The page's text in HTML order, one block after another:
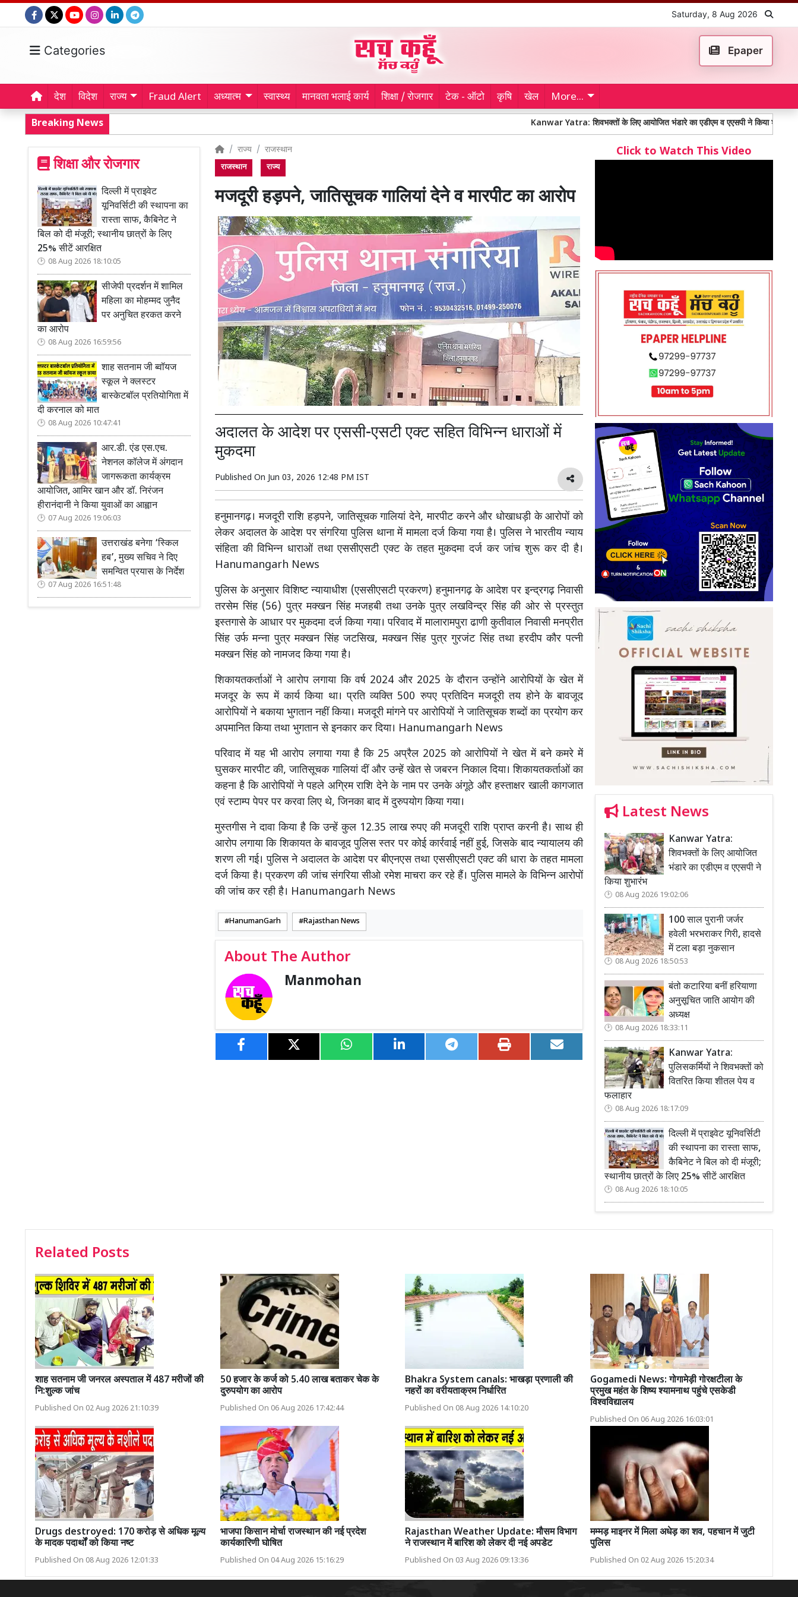
Saturday, 8 Aug 2026
Categories Epaper
देश विदेश राज्य Fraud Alert अध्यात्म स्वास्थ्य मानवता भलाई कार्य शिक्षा / रोजगार टेक - ऑटो कृषि खेल More...
Breaking News Kanwar Yatra: शिवभक्तों के लिए आयोजित भंडारे का एडीएम व एएसपी ने किया शुभारंभ
शिक्षा और रोजगार
दिल्ली में प्राइवेट
यूनिवर्सिटी की स्थापना का
रास्ता साफ, कैबिनेट ने
बिल को दी मंजूरी; स्थानीय छात्रों के लिए
25% सीटें आरक्षित
08 Aug 2026 18:10:05
सीजेपी प्रदर्शन में शामिल
महिला का मोहम्मद जुनैद
पर अनुचित हरकत करने
का आरोप
08 Aug 2026 16:59:56
शाह सतनाम जी ब्वॉयज
स्कूल ने क्लस्टर
बास्केटबॉल प्रतियोगिता में
दी करनाल को मात
08 Aug 2026 10:47:41
आर.डी. एंड एस.एच.
नेशनल कॉलेज में अंगदान
जागरूकता कार्यक्रम
आयोजित, आमिर खान और डॉ. निरंजन
हीरानंदानी ने किया युवाओं का आह्वान
07 Aug 2026 19:06:03
उत्तराखंड बनेगा ‘स्किल
हब’, मुख्य सचिव ने दिए
समन्वित प्रयास के निर्देश
07 Aug 2026 16:51:48
राज्य राजस्थान
राजस्थान राज्य
मजदूरी हड़पने, जातिसूचक गालियां देने व मारपीट का आरोप
अदालत के आदेश पर एससी-एसटी एक्ट सहित विभिन्न धाराओं में
मुकदमा
Published On Jun 03, 2026 12:48 PM IST
हनुमानगढ़। मजदूरी राशि हड़पने, जातिसूचक गालियां देने, मारपीट करने और धोखाधड़ी के आरोपों को
लेकर अदालत के आदेश पर संगरिया पुलिस थाना में मामला दर्ज किया गया है। पुलिस ने भारतीय न्याय
संहिता की विभिन्न धाराओं तथा एससीएसटी एक्ट के तहत मुकदमा दर्ज कर जांच शुरू कर दी है।
Hanumangarh News
पुलिस के अनुसार विशिष्ट न्यायाधीश (एससीएसटी प्रकरण) हनुमानगढ़ के आदेश पर इन्द्रगढ़ निवासी
तरसेम सिंह (56) पुत्र मक्खन सिंह मजहबी तथा उनके पुत्र लखविन्द्र सिंह की ओर से प्रस्तुत
इस्तगासे के आधार पर मुकदमा दर्ज किया गया। परिवाद में मालारामपुरा ढाणी कुतीवाल निवासी मनप्रीत
सिंह उर्फ मन्ना पुत्र मक्खन सिंह जटसिख, मक्खन सिंह पुत्र गुरजंट सिंह तथा हरदीप कौर पत्नी
मक्खन सिंह को नामजद किया गया है।
शिकायतकर्ताओं ने आरोप लगाया कि वर्ष 2024 और 2025 के दौरान उन्होंने आरोपियों के खेत में
मजदूर के रूप में कार्य किया था। प्रति व्यक्ति 500 रुपए प्रतिदिन मजदूरी तय होने के बावजूद
आरोपियों ने बकाया भुगतान नहीं किया। मजदूरी मांगने पर आरोपियों ने जातिसूचक शब्दों का प्रयोग कर
अपमानित किया तथा भुगतान से इनकार कर दिया। Hanumangarh News
परिवाद में यह भी आरोप लगाया गया है कि 25 अप्रैल 2025 को आरोपियों ने खेत में बने कमरे में
घुसकर मारपीट की, जातिसूचक गालियां दीं और उन्हें खेत से जबरन निकाल दिया। शिकायतकर्ताओं का
कहना है कि आरोपियों ने पहले अग्रिम राशि देने के नाम पर उनके अंगूठे और हस्ताक्षर खाली कागजात
एवं स्टाम्प पेपर पर करवा लिए थे, जिनका बाद में दुरुपयोग किया गया।
मुस्तगीस ने दावा किया है कि उन्हें कुल 12.35 लाख रुपए की मजदूरी राशि प्राप्त करनी है। साथ ही
आरोप लगाया कि शिकायत के बावजूद पुलिस स्तर पर कोई कार्रवाई नहीं हुई, जिसके बाद न्यायालय की
शरण ली गई। पुलिस ने अदालत के आदेश पर बीएनएस तथा एससीएसटी एक्ट की धारा के तहत मामला
दर्ज किया है। प्रकरण की जांच संगरिया सीओ रमेश माचरा कर रहे हैं। पुलिस मामले के विभिन्न आरोपों
की जांच कर रही है। Hanumangarh News
HanumanGarh Rajasthan News
About The Author
Manmohan
Click to Watch This Video
Latest News
Kanwar Yatra:
शिवभक्तों के लिए आयोजित
भंडारे का एडीएम व एएसपी ने
किया शुभारंभ
08 Aug 2026 19:02:06
100 साल पुरानी जर्जर
हवेली भरभराकर गिरी, हादसे
में टला बड़ा नुकसान
08 Aug 2026 18:50:53
बंतो कटारिया बनीं हरियाणा
अनुसूचित जाति आयोग की
अध्यक्ष
08 Aug 2026 18:33:11
Kanwar Yatra:
पुलिसकर्मियों ने शिवभक्तों को
वितरित किया शीतल पेय व
फलाहार
08 Aug 2026 18:17:09
दिल्ली में प्राइवेट यूनिवर्सिटी
की स्थापना का रास्ता साफ,
कैबिनेट ने बिल को दी मंजूरी;
स्थानीय छात्रों के लिए 25% सीटें आरक्षित
08 Aug 2026 18:10:05
Related Posts
शाह सतनाम जी जनरल अस्पताल में 487 मरीजों की
नि:शुल्क जांच
Published On 02 Aug 2026 21:10:39
50 हजार के कर्ज को 5.40 लाख बताकर चेक के
दुरुपयोग का आरोप
Published On 06 Aug 2026 17:42:44
Bhakra System canals: भाखड़ा प्रणाली की
नहरों का वरीयताक्रम निर्धारित
Published On 08 Aug 2026 14:10:20
Gogamedi News: गोगामेड़ी गोरक्षटीला के
प्रमुख महंत के शिष्य श्यामनाथ पहुंचे एसकेडी
विश्वविद्यालय
Published On 06 Aug 2026 16:03:01
Drugs destroyed: 170 करोड़ से अधिक मूल्य
के मादक पदार्थों को किया नष्ट
Published On 08 Aug 2026 12:01:33
भाजपा किसान मोर्चा राजस्थान की नई प्रदेश
कार्यकारिणी घोषित
Published On 04 Aug 2026 15:16:29
Rajasthan Weather Update: मौसम विभाग
ने राजस्थान में बारिश को लेकर दी नई अपडेट
Published On 03 Aug 2026 09:13:36
मम्मड़ माइनर में मिला अधेड़ का शव, पहचान में जुटी
पुलिस
Published On 02 Aug 2026 15:20:34